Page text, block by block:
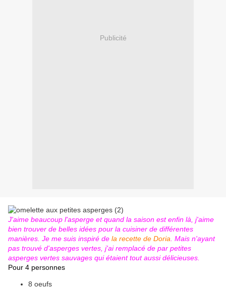
Publicité
J'aime beaucoup l'asperge et quand la saison est enfin là, j'aime
bien trouver de belles idées pour la cuisiner de différentes
manières. Je me suis inspiré de la recette de Doria . Mais n'ayant
pas trouvé d'asperges vertes, j'ai remplacé de par petites
asperges vertes sauvages qui étaient tout aussi délicieuses.
Pour 4 personnes
8 oeufs